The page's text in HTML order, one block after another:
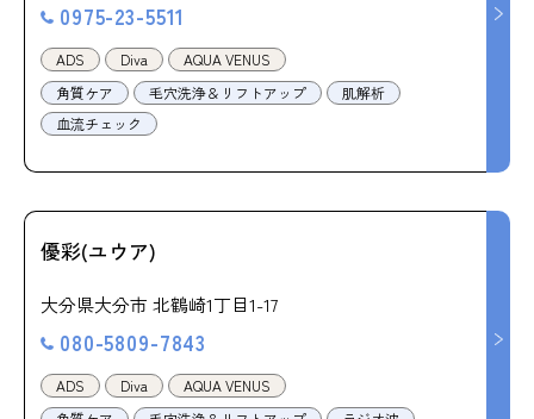
0975-23-5511
ADS Diva
AQUA VENUS
角質ケア
毛穴洗浄＆リフトアップ
肌解析
血流チェック
優彩(ユウア)
大分県大分市 北鶴崎1丁目1-17
080-5809-7843
ADS Diva
AQUA VENUS